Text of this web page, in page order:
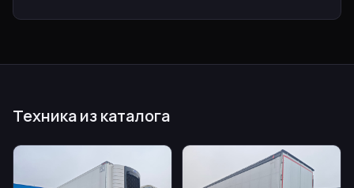
Техника из каталога